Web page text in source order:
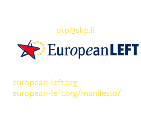
skp@skp.fi
european-left.org
european-left.org/manifesto/